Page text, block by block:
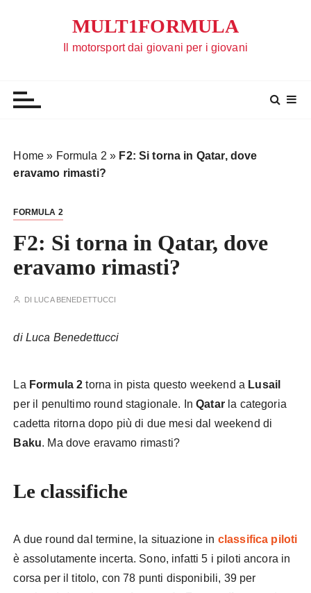
MULT1FORMULA
Il motorsport dai giovani per i giovani
Home » Formula 2 » F2: Si torna in Qatar, dove
eravamo rimasti?
FORMULA 2
F2: Si torna in Qatar, dove
eravamo rimasti?
DI LUCA BENEDETTUCCI
di Luca Benedettucci
La Formula 2 torna in pista questo weekend a Lusail
per il penultimo round stagionale. InQatar la categoria
cadetta ritorna dopo più di due mesi dal weekend di
Baku. Ma dove eravamo rimasti?
Le classifiche
A due round dal termine, la situazione in classifica piloti
è assolutamente incerta. Sono, infatti 5 i piloti ancora in
corsa per il titolo, con 78 punti disponibili, 39 per